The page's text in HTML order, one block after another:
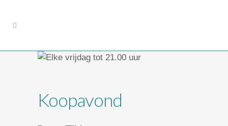
Koopavond